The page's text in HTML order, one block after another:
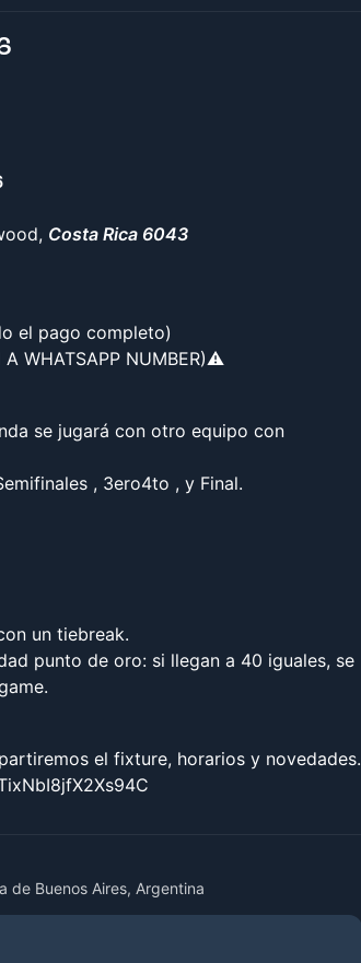
Costa Rica 6043
el pago completo)
A WHATSAPP NUMBER)⚠️
se jugará con otro equipo con
, 3ero4to , y Final.
un tiebreak.
punto de oro: si llegan a 40 iguales, se
el fixture, horarios y novedades.
de Buenos Aires, Argentina